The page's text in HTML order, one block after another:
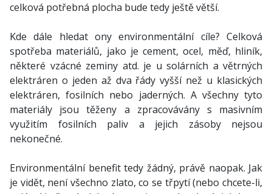
celková potřebná plocha bude tedy ještě větší.
Kde dále hledat ony environmentální cíle? Celková
spotřeba materiálů, jako je cement, ocel, měď, hliník,
některé vzácné zeminy atd. je u solárních a větrných
elektráren o jeden až dva řády vyšší než u klasických
elektráren, fosilních nebo jaderných. A všechny tyto
materiály jsou těženy a zpracovávány s masivním
využitím fosilních paliv a jejich zásoby nejsou
nekonečné.
Environmentální benefit tedy žádný, právě naopak. Jak
je vidět, není všechno zlato, co se třpytí (nebo chcete-li,